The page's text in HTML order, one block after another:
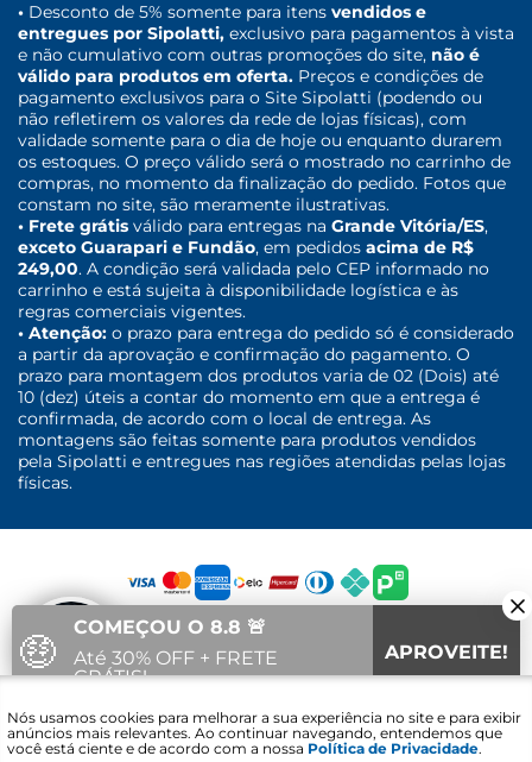
• Desconto de 5% somente para itens vendidos e
entregues por Sipolatti, exclusivo para pagamentos à vista
e não cumulativo com outras promoções do site, não é
válido para produtos em oferta. Preços e condições de
pagamento exclusivos para o Site Sipolatti (podendo ou
não refletirem os valores da rede de lojas físicas), com
validade somente para o dia de hoje ou enquanto durarem
os estoques. O preço válido será o mostrado no carrinho de
compras, no momento da finalização do pedido. Fotos que
constam no site, são meramente ilustrativas.
• Frete grátis válido para entregas na Grande Vitória/ES,
exceto Guarapari e Fundão, em pedidos acima de R$
249,00. A condição será validada pelo CEP informado no
carrinho e está sujeita à disponibilidade logística e às
regras comerciais vigentes.
• Atenção: o prazo para entrega do pedido só é considerado
a partir da aprovação e confirmação do pagamento. O
prazo para montagem dos produtos varia de 02 (Dois) até
10 (dez) úteis a contar do momento em que a entrega é
confirmada, de acordo com o local de entrega. As
montagens são feitas somente para produtos vendidos
pela Sipolatti e entregues nas regiões atendidas pelas lojas
físicas.
Nós usamos cookies para melhorar a sua experiência no site e para exibir
anúncios mais relevantes. Ao continuar navegando, entendemos que
você está ciente e de acordo com a nossa Política de Privacidade.
Fale com um
especialista
🤑
COMEÇOU O 8.8 🚨
Até 30% OFF + FRETE
GRÁTIS!
APROVEITE!
Vai acabar em: 09 44 51